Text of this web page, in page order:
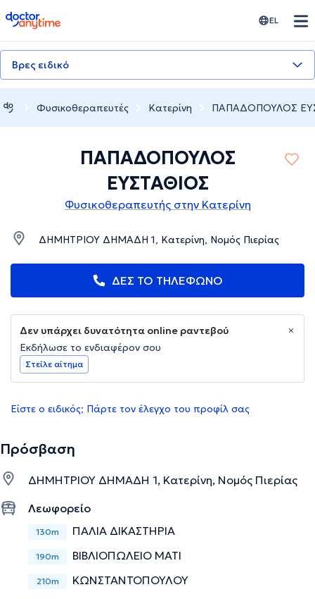
doctoranytime EL
Βρες ειδικό
Φυσικοθεραπευτές Κατερίνη ΠΑΠΑΔΟΠΟΥΛΟΣ
ΠΑΠΑΔΟΠΟΥΛΟΣ
ΕΥΣΤΑΘΙΟΣ
Φυσικοθεραπευτής στην Κατερίνη
ΔΗΜΗΤΡΙΟΥ ΔΗΜΑΔΗ 1, Κατερίνη, Νομός Πιερίας
ΔΕΣ ΤΟ ΤΗΛΕΦΩΝΟ
Δεν υπάρχει δυνατότητα online ραντεβού
Εκδήλωσε το ενδιαφέρον σου
Στείλε αίτημα
Είστε ο ειδικός; Πάρτε τον έλεγχο του προφίλ σας
Πρόσβαση
ΔΗΜΗΤΡΙΟΥ ΔΗΜΑΔΗ 1, Κατερίνη, Νομός Πιερίας
Λεωφορείο
130m ΠΑΛΙΑ ΔΙΚΑΣΤΗΡΙΑ
190m ΒΙΒΛΙΟΠΩΛΕΙΟ ΜΑΤΙ
210m ΚΩΝΣΤΑΝΤΟΠΟΥΛΟΥ